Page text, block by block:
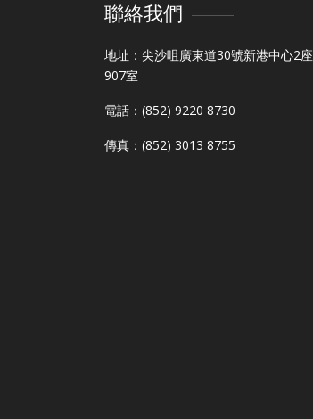
聯絡我們
地址：尖沙咀廣東道30號新港中心2座
907室
電話：(852) 9220 8730
傳真：(852) 3013 8755